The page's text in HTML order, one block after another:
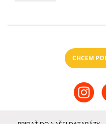
CHCEM